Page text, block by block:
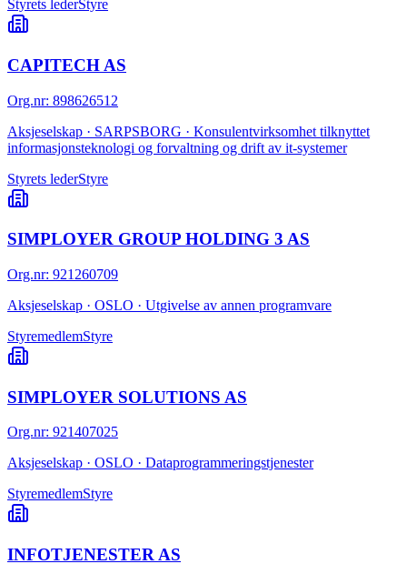
Styrets lederStyre
CAPITECH AS
Org.nr: 898626512
Aksjeselskap · SARPSBORG · Konsulentvirksomhet tilknyttet
informasjonsteknologi og forvaltning og drift av it-systemer
Styrets lederStyre
SIMPLOYER GROUP HOLDING 3 AS
Org.nr: 921260709
Aksjeselskap · OSLO · Utgivelse av annen programvare
StyremedlemStyre
SIMPLOYER SOLUTIONS AS
Org.nr: 921407025
Aksjeselskap · OSLO · Dataprogrammeringstjenester
StyremedlemStyre
INFOTJENESTER AS